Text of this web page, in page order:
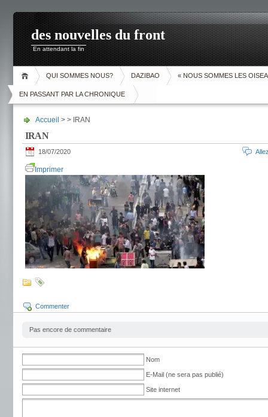
des nouvelles du front
En attendant la fin
QUI SOMMES NOUS? DAZIBAO « NOUS SOMMES LES
EN PASSANT PAR LA CHRONIQUE
Accueil > > IRAN
IRAN
18/07/2020
Imprimer
Commenter
Pas encore de commentaire
Nom
E-Mail (ne sera pas publié)
Site internet